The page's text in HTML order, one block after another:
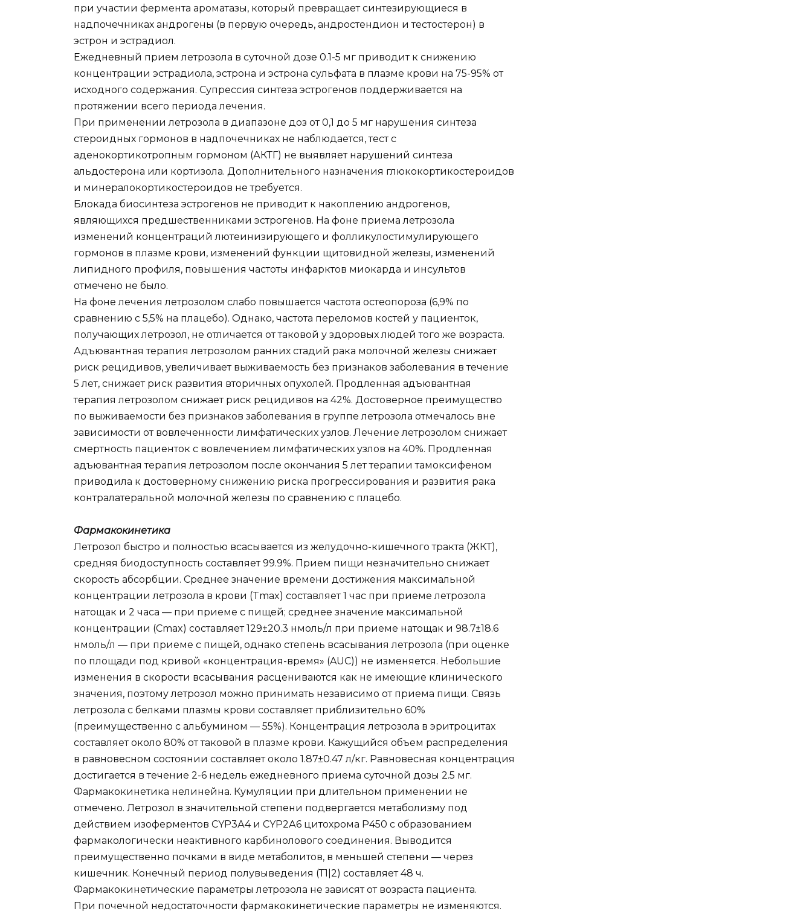
при участии фермента ароматазы, который превращает синтезирующиеся в
надпочечниках андрогены (в первую очередь, андростендион и тестостерон) в
эстрон и эстрадиол.
Ежедневный прием летрозола в суточной дозе 0.1-5 мг приводит к снижению
концентрации эстрадиола, эстрона и эстрона сульфата в плазме крови на 75-95% от
исходного содержания. Супрессия синтеза эстрогенов поддерживается на
протяжении всего периода лечения.
При применении летрозола в диапазоне доз от 0,1 до 5 мг нарушения синтеза
стероидных гормонов в надпочечниках не наблюдается, тест с
аденокортикотропным гормоном (АКТГ) не выявляет нарушений синтеза
альдостерона или кортизола. Дополнительного назначения глюкокортикостероидов
и минералокортикостероидов не требуется.
Блокада биосинтеза эстрогенов не приводит к накоплению андрогенов,
являющихся предшественниками эстрогенов. На фоне приема летрозола
изменений концентраций лютеинизирующего и фолликулостимулирующего
гормонов в плазме крови, изменений функции щитовидной железы, изменений
липидного профиля, повышения частоты инфарктов миокарда и инсультов
отмечено не было.
На фоне лечения летрозолом слабо повышается частота остеопороза (6,9% по
сравнению с 5,5% на плацебо). Однако, частота переломов костей у пациенток,
получающих летрозол, не отличается от таковой у здоровых людей того же возраста.
Адъювантная терапия летрозолом ранних стадий рака молочной железы снижает
риск рецидивов, увеличивает выживаемость без признаков заболевания в течение
5 лет, снижает риск развития вторичных опухолей. Продленная адъювантная
терапия летрозолом снижает риск рецидивов на 42%. Достоверное преимущество
по выживаемости без признаков заболевания в группе летрозола отмечалось вне
зависимости от вовлеченности лимфатических узлов. Лечение летрозолом снижает
смертность пациенток с вовлечением лимфатических узлов на 40%. Продленная
адъювантная терапия летрозолом после окончания 5 лет терапии тамоксифеном
приводила к достоверному снижению риска прогрессирования и развития рака
контралатеральной молочной железы по сравнению с плацебо.
Фармакокинетика
Летрозол быстро и полностью всасывается из желудочно-кишечного тракта (ЖКТ),
средняя биодоступность составляет 99.9%. Прием пищи незначительно снижает
скорость абсорбции. Среднее значение времени достижения максимальной
концентрации летрозола в крови (Tmax) составляет 1 час при приеме летрозола
натощак и 2 часа — при приеме с пищей; среднее значение максимальной
концентрации (Cmax) составляет 129±20.3 нмоль/л при приеме натощак и 98.7±18.6
нмоль/л — при приеме с пищей, однако степень всасывания летрозола (при оценке
по площади под кривой «концентрация-время» (AUC)) не изменяется. Небольшие
изменения в скорости всасывания расцениваются как не имеющие клинического
значения, поэтому летрозол можно принимать независимо от приема пищи. Связь
летрозола с белками плазмы крови составляет приблизительно 60%
(преимущественно с альбумином — 55%). Концентрация летрозола в эритроцитах
составляет около 80% от таковой в плазме крови. Кажущийся объем распределения
в равновесном состоянии составляет около 1.87±0.47 л/кг. Равновесная концентрация
достигается в течение 2-6 недель ежедневного приема суточной дозы 2.5 мг.
Фармакокинетика нелинейна. Кумуляции при длительном применении не
отмечено. Летрозол в значительной степени подвергается метаболизму под
действием изоферментов CYP3А4 и CYP2А6 цитохрома Р450 с образованием
фармакологически неактивного карбинолового соединения. Выводится
преимущественно почками в виде метаболитов, в меньшей степени — через
кишечник. Конечный период полувыведения (Т1|2) составляет 48 ч.
Фармакокинетические параметры летрозола не зависят от возраста пациента.
При почечной недостаточности фармакокинетические параметры не изменяются.